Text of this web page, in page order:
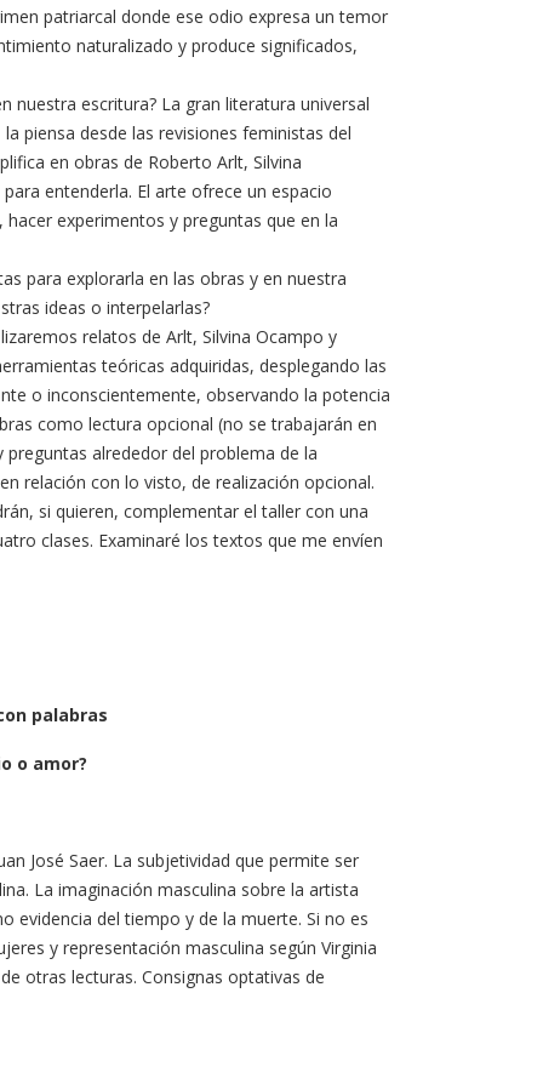
patriarcal donde ese odio expresa un temor
naturalizado y produce significados,
nuestra escritura? La gran literatura universal
piensa desde las revisiones feministas del
en obras de Roberto Arlt, Silvina
entenderla. El arte ofrece un espacio
experimentos y preguntas que en la
para explorarla en las obras y en nuestra
ideas o interpelarlas?
relatos de Arlt, Silvina Ocampo y
teóricas adquiridas, desplegando las
o inconscientemente, observando la potencia
como lectura opcional (no se trabajarán en
alrededor del problema de la
relación con lo visto, de realización opcional.
si quieren, complementar el taller con una
clases. Examinaré los textos que me envíen
palabras
o amor?
José Saer. La subjetividad que permite ser
La imaginación masculina sobre la artista
evidencia del tiempo y de la muerte. Si no es
y representación masculina según Virginia
otras lecturas. Consignas optativas de